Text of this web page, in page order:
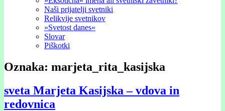
Naši prijatelji svetniki
Relikvije svetnikov
»Svetost danes«
Slovar
Piškotki
Oznaka: marjeta_rita_kasijska
sveta Marjeta Kasijska – vdova in
redovnica